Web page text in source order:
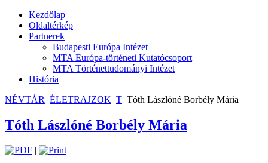
Kezdőlap
Oldaltérkép
Partnerek
Budapesti Európa Intézet
MTA Európa-történeti Kutatócsoport
MTA Történettudományi Intézet
História
NÉVTÁR ÉLETRAJZOK T Tóth Lászlóné Borbély Mária
Tóth Lászlóné Borbély Mária
|